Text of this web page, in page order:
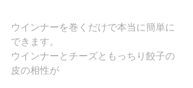
ウインナーを巻くだけで本当に簡単に
できます。
ウインナーとチーズともっちり餃子の
皮の相性が